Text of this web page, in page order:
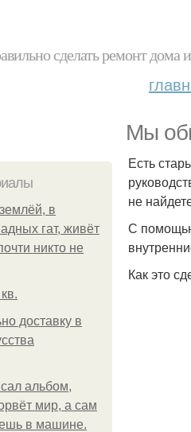
сделать ремонт
Мы
в
гат, живёт
никто не
доставку в
альбом,
мир, а сам
в машине.
Есть
не
С
Как это